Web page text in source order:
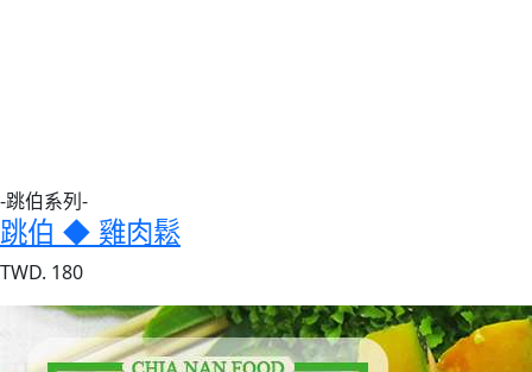
-跳伯系列-
跳伯 ◆ 雞肉鬆
TWD. 180